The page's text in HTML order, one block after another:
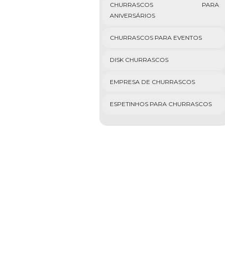
CHURRASCOS PARA
ANIVERSÁRIOS
CHURRASCOS PARA EVENTOS
DISK CHURRASCOS
EMPRESA DE CHURRASCOS
ESPETINHOS PARA CHURRASCOS